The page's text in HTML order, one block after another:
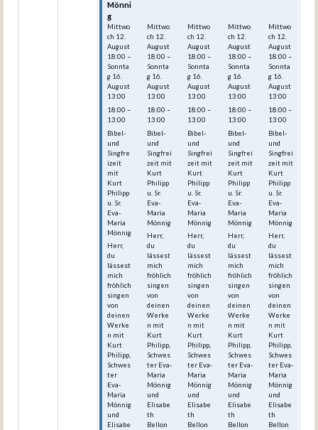
Mönni
g
Mittwo
ch 12.
August
18:00 –
Sonnta
g 16.
August
13:00
18:00 –
13:00
Bibel-
und
Singfre
izeit
mit
Kurt
Philipp
u. Sr.
Eva-
Maria
Mönnig
Herr,
du
lässest
mich
fröhlich
singen
von
deinen
Werke
n mit
Kurt
Philipp,
Schwes
ter
Eva-
Maria
Mönnig
und
Elisabe
Mittwo
ch 12.
August
18:00 –
Sonnta
g 16.
August
13:00
18:00 –
13:00
Bibel-
und
Singfrei
zeit mit
Kurt
Philipp
u. Sr.
Eva-
Maria
Mönnig
Herr,
du
lässest
mich
fröhlich
singen
von
deinen
Werke
n mit
Kurt
Philipp,
Schwes
ter Eva-
Maria
Mönnig
und
Elisabe
th
Bellon
Mittwo
ch 12.
August
18:00 –
Sonnta
g 16.
August
13:00
18:00 –
13:00
Bibel-
und
Singfrei
zeit mit
Kurt
Philipp
u. Sr.
Eva-
Maria
Mönnig
Herr,
du
lässest
mich
fröhlich
singen
von
deinen
Werke
n mit
Kurt
Philipp,
Schwes
ter Eva-
Maria
Mönnig
und
Elisabe
th
Bellon
Mittwo
ch 12.
August
18:00 –
Sonnta
g 16.
August
13:00
18:00 –
13:00
Bibel-
und
Singfrei
zeit mit
Kurt
Philipp
u. Sr.
Eva-
Maria
Mönnig
Herr,
du
lässest
mich
fröhlich
singen
von
deinen
Werke
n mit
Kurt
Philipp,
Schwes
ter Eva-
Maria
Mönnig
und
Elisabe
th
Bellon
Mittwo
ch 12.
August
18:00 –
Sonnta
g 16.
August
13:00
18:00 –
13:00
Bibel-
und
Singfrei
zeit mit
Kurt
Philipp
u. Sr.
Eva-
Maria
Mönnig
Herr,
du
lässest
mich
fröhlich
singen
von
deinen
Werke
n mit
Kurt
Philipp,
Schwes
ter Eva-
Maria
Mönnig
und
Elisabe
th
Bellon